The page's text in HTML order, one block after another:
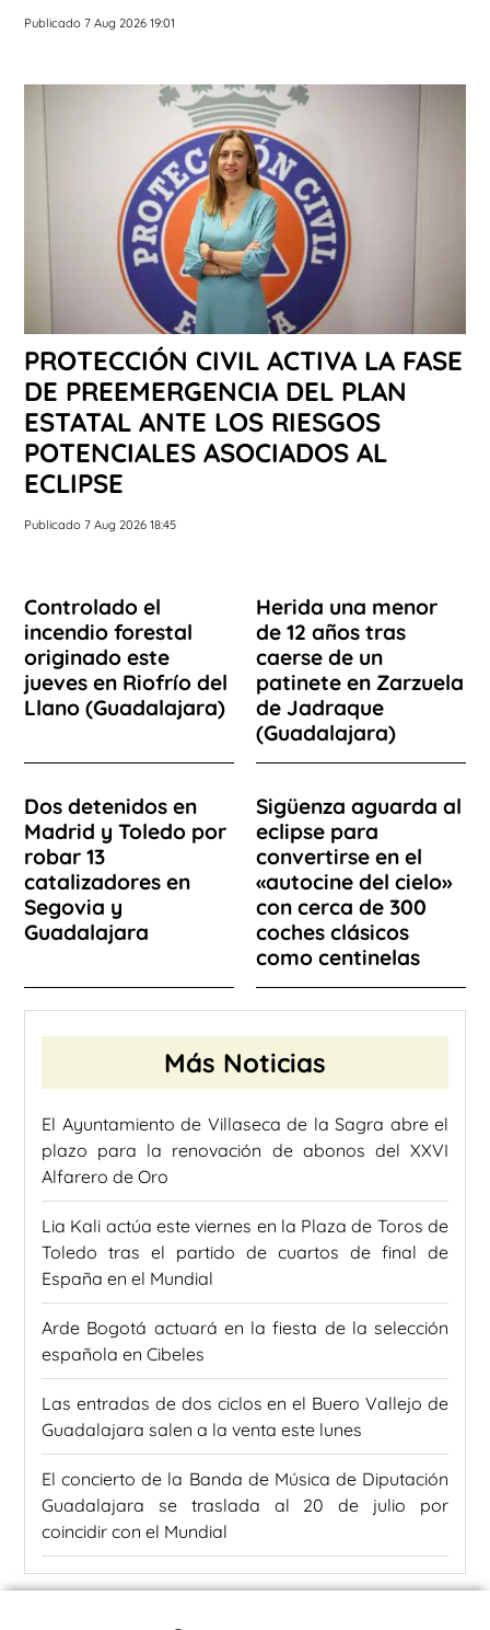
Publicado 7 Aug 2026 19:01
PROTECCIÓN CIVIL ACTIVA LA FASE
DE PREEMERGENCIA DEL PLAN
ESTATAL ANTE LOS RIESGOS
POTENCIALES ASOCIADOS AL
ECLIPSE
Publicado 7 Aug 2026 18:45
Controlado el
incendio forestal
originado este
jueves en Riofrío del
Llano (Guadalajara)
Herida una menor
de 12 años tras
caerse de un
patinete en Zarzuela
de Jadraque
(Guadalajara)
Dos detenidos en
Madrid y Toledo por
robar 13
catalizadores en
Segovia y
Guadalajara
Sigüenza aguarda al
eclipse para
convertirse en el
«autocine del cielo»
con cerca de 300
coches clásicos
como centinelas
Más Noticias
El Ayuntamiento de Villaseca de la Sagra abre el
plazo para la renovación de abonos del XXVI
Alfarero de Oro
Lia Kali actúa este viernes en la Plaza de Toros de
Toledo tras el partido de cuartos de final de
España en el Mundial
Arde Bogotá actuará en la fiesta de la selección
española en Cibeles
Las entradas de dos ciclos en el Buero Vallejo de
Guadalajara salen a la venta este lunes
El concierto de la Banda de Música de Diputación
Guadalajara se traslada al 20 de julio por
coincidir con el Mundial